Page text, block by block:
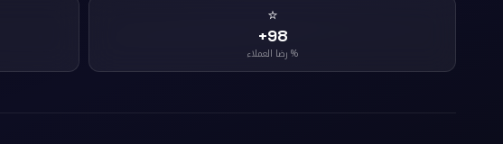
⭐
98+
% رضا العملاء